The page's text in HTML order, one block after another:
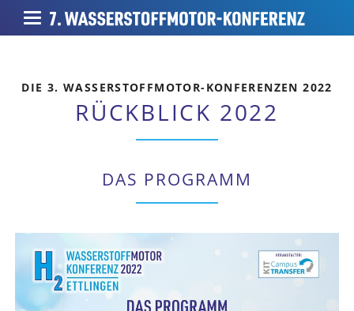
DIE 3. WASSERSTOFFMOTOR-KONFERENZEN 2022
RÜCKBLICK 2022
DAS PROGRAMM